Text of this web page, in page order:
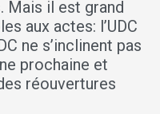
Mais il est grand
aux actes: l’UDC
ne s’inclinent pas
prochaine et
réouvertures